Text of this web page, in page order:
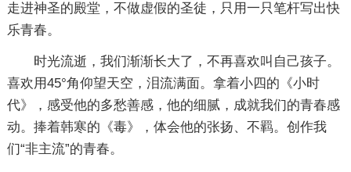
走进神圣的殿堂，不做虚假的圣徒，只用一只笔杆写出快
乐青春。
时光流逝，我们渐渐长大了，不再喜欢叫自己孩子。
喜欢用45°角仰望天空，泪流满面。拿着小四的《小时
代》，感受他的多愁善感，他的细腻，成就我们的青春感
动。捧着韩寒的《毒》，体会他的张扬、不羁。创作我
们“非主流”的青春。